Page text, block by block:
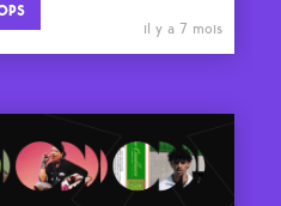
il y a 7 mois